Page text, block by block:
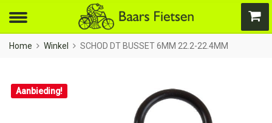
Home Winkel SCHOD DT BUSSET 6MM 22.2-22.4MM
Aanbieding!